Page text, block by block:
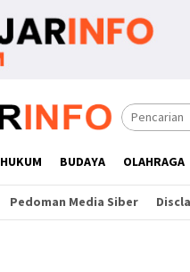
HUKUM BUDAYA OLAHRAGA
Pedoman Media Siber